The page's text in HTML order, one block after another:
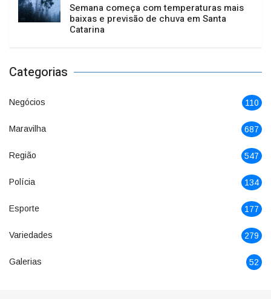
Semana começa com temperaturas mais
baixas e previsão de chuva em Santa
Catarina
Categorias
Negócios 110
Maravilha 687
Região 547
Polícia 134
Esporte 177
Variedades 279
Galerias 52